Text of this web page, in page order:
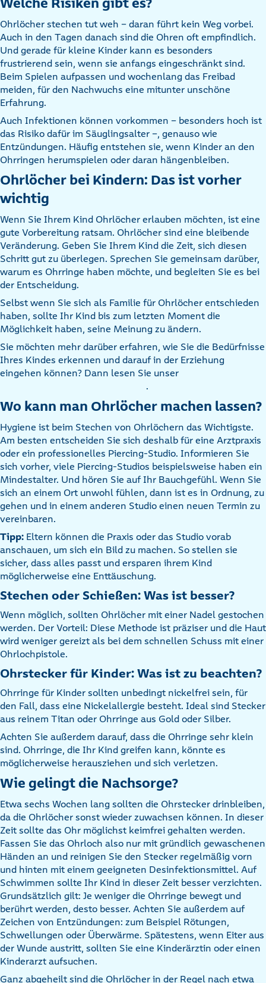
Ohrlöcher stechen tut weh – daran führt kein Weg vorbei.
Auch in den Tagen danach sind die Ohren oft empfindlich.
Und gerade für kleine Kinder kann es besonders
frustrierend sein, wenn sie anfangs eingeschränkt sind.
Beim Spielen aufpassen und wochenlang das Freibad
meiden, für den Nachwuchs eine mitunter unschöne
Erfahrung.
Auch Infektionen können vorkommen – besonders hoch ist
das Risiko dafür im Säuglingsalter –, genauso wie
Entzündungen. Häufig entstehen sie, wenn Kinder an den
Ohrringen herumspielen oder daran hängenbleiben.
Ohrlöcher bei Kindern: Das ist vorher
wichtig
Wenn Sie Ihrem Kind Ohrlöcher erlauben möchten, ist eine
gute Vorbereitung ratsam. Ohrlöcher sind eine bleibende
Veränderung. Geben Sie Ihrem Kind die Zeit, sich diesen
Schritt gut zu überlegen. Sprechen Sie gemeinsam darüber,
warum es Ohrringe haben möchte, und begleiten Sie es bei
der Entscheidung.
Selbst wenn Sie sich als Familie für Ohrlöcher entschieden
haben, sollte Ihr Kind bis zum letzten Moment die
Möglichkeit haben, seine Meinung zu ändern.
Sie möchten mehr darüber erfahren, wie Sie die Bedürfnisse
Ihres Kindes erkennen und darauf in der Erziehung
eingehen können? Dann lesen Sie unser
.
Wo kann man Ohrlöcher machen lassen?
Hygiene ist beim Stechen von Ohrlöchern das Wichtigste.
Am besten entscheiden Sie sich deshalb für eine Arztpraxis
oder ein professionelles Piercing-Studio. Informieren Sie
sich vorher, viele Piercing-Studios beispielsweise haben ein
Mindestalter. Und hören Sie auf Ihr Bauchgefühl. Wenn Sie
sich an einem Ort unwohl fühlen, dann ist es in Ordnung, zu
gehen und in einem anderen Studio einen neuen Termin zu
vereinbaren.
Tipp: Eltern können die Praxis oder das Studio vorab
anschauen, um sich ein Bild zu machen. So stellen sie
sicher, dass alles passt und ersparen ihrem Kind
möglicherweise eine Enttäuschung.
Stechen oder Schießen: Was ist besser?
Wenn möglich, sollten Ohrlöcher mit einer Nadel gestochen
werden. Der Vorteil: Diese Methode ist präziser und die Haut
wird weniger gereizt als bei dem schnellen Schuss mit einer
Ohrlochpistole.
Ohrstecker für Kinder: Was ist zu beachten?
Ohrringe für Kinder sollten unbedingt nickelfrei sein, für
den Fall, dass eine Nickelallergie besteht. Ideal sind Stecker
aus reinem Titan oder Ohrringe aus Gold oder Silber.
Achten Sie außerdem darauf, dass die Ohrringe sehr klein
sind. Ohrringe, die Ihr Kind greifen kann, könnte es
möglicherweise herausziehen und sich verletzen.
Wie gelingt die Nachsorge?
Etwa sechs Wochen lang sollten die Ohrstecker drinbleiben,
da die Ohrlöcher sonst wieder zuwachsen können. In dieser
Zeit sollte das Ohr möglichst keimfrei gehalten werden.
Fassen Sie das Ohrloch also nur mit gründlich gewaschenen
Händen an und reinigen Sie den Stecker regelmäßig vorn
und hinten mit einem geeigneten Desinfektionsmittel. Auf
Schwimmen sollte Ihr Kind in dieser Zeit besser verzichten.
Grundsätzlich gilt: Je weniger die Ohrringe bewegt und
berührt werden, desto besser. Achten Sie außerdem auf
Zeichen von Entzündungen: zum Beispiel Rötungen,
Schwellungen oder Überwärme. Spätestens, wenn Eiter aus
der Wunde austritt, sollten Sie eine Kinderärztin oder einen
Kinderarzt aufsuchen.
Ganz abgeheilt sind die Ohrlöcher in der Regel nach etwa